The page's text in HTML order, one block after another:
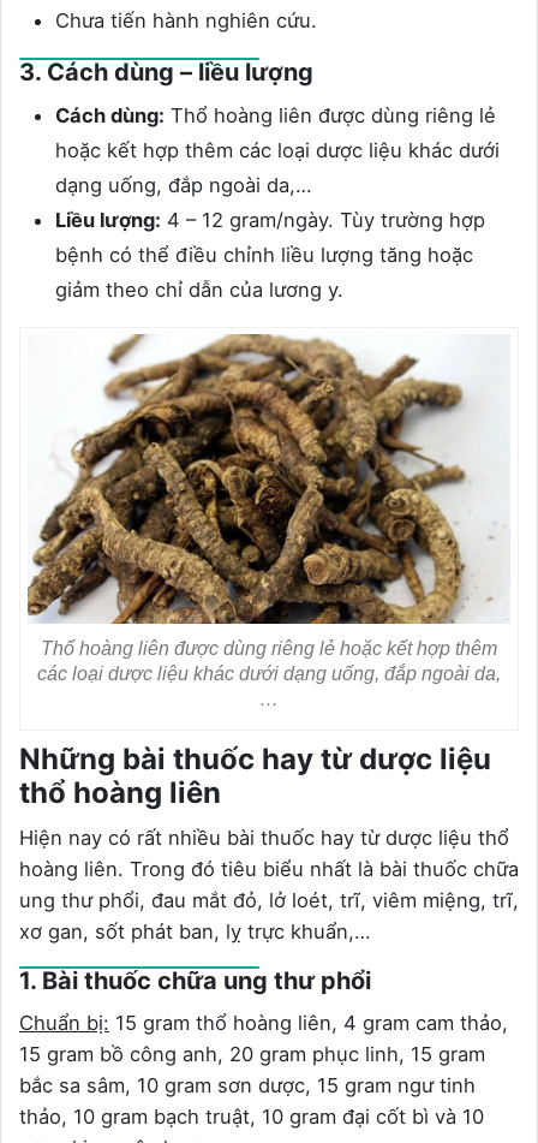
Chưa tiến hành nghiên cứu.
3. Cách dùng – liều lượng
Cách dùng: Thổ hoàng liên được dùng riêng lẻ
hoặc kết hợp thêm các loại dược liệu khác dưới
dạng uống, đắp ngoài da,…
Liều lượng: 4 – 12 gram/ngày. Tùy trường hợp
bệnh có thể điều chỉnh liều lượng tăng hoặc
giảm theo chỉ dẫn của lương y.
Thổ hoàng liên được dùng riêng lẻ hoặc kết hợp thêm
các loại dược liệu khác dưới dạng uống, đắp ngoài da,
…
Những bài thuốc hay từ dược liệu
thổ hoàng liên
Hiện nay có rất nhiều bài thuốc hay từ dược liệu thổ
hoàng liên. Trong đó tiêu biểu nhất là bài thuốc chữa
ung thư phổi, đau mắt đỏ, lở loét, trĩ, viêm miệng, trĩ,
xơ gan, sốt phát ban, lỵ trực khuẩn,…
1. Bài thuốc chữa ung thư phổi
Chuẩn bị: 15 gram thổ hoàng liên, 4 gram cam thảo,
15 gram bồ công anh, 20 gram phục linh, 15 gram
bắc sa sâm, 10 gram sơn dược, 15 gram ngư tinh
thảo, 10 gram bạch truật, 10 gram đại cốt bì và 10